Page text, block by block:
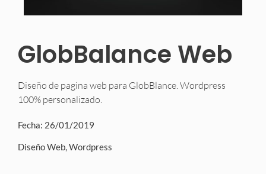
GlobBalance Web
Diseño de pagina web para GlobBlance. Wordpress
100% personalizado.
Fecha: 26/01/2019
Diseño Web,Wordpress